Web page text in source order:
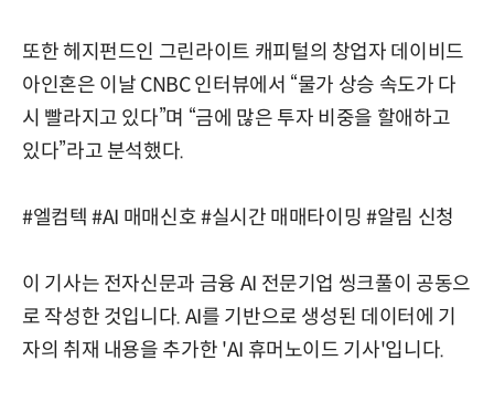
또한 헤지펀드인 그린라이트 캐피털의 창업자 데이비드
아인혼은 이날 CNBC 인터뷰에서 “물가 상승 속도가 다
시 빨라지고 있다”며 “금에 많은 투자 비중을 할애하고
있다”라고 분석했다.
#엘컴텍 #AI 매매신호 #실시간 매매타이밍 #알림 신청
이 기사는 전자신문과 금융 AI 전문기업 씽크풀이 공동으
로 작성한 것입니다. AI를 기반으로 생성된 데이터에 기
자의 취재 내용을 추가한 'AI 휴머노이드 기사'입니다.